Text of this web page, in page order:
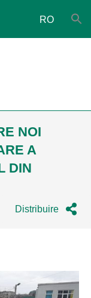
RO
NOI
A
DIN
Distribuire